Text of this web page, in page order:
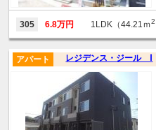
305 6.8万円 1LDK（44.21ｍ2
レジデンス・ジール Ⅰ
アパート